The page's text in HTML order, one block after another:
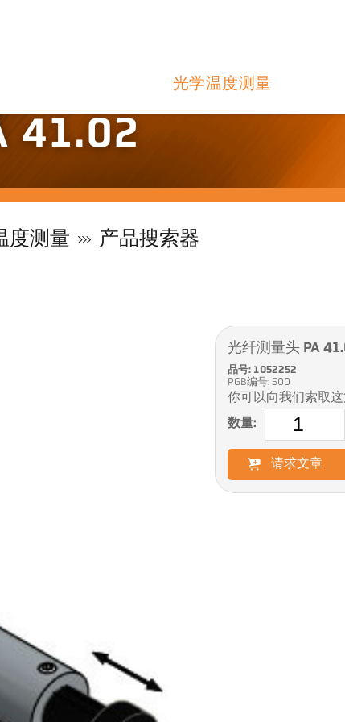
光学温度测量
41.02
度测量 产品搜索器
光纤测量头 PA
品号: 1052252
PGB编号: 500
你可以向我们索取
数量:
请求文章